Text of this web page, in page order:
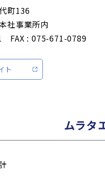
町136
社事業所内
FAX : 075-671-0789
ト
ムラタ